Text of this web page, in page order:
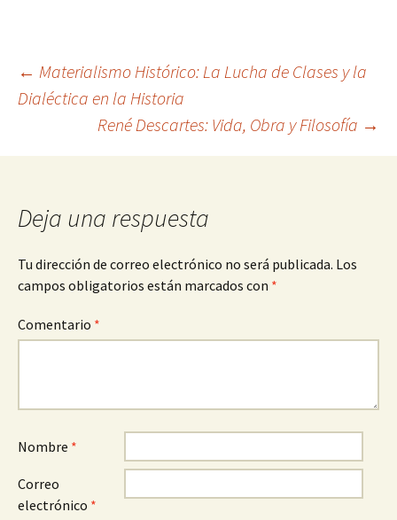
Navegación
← Materialismo Histórico: La Lucha de Clases y la
Dialéctica en la Historia
René Descartes: Vida, Obra y Filosofía →
Deja una respuesta
Tu dirección de correo electrónico no será publicada. Los
campos obligatorios están marcados con *
Comentario *
Nombre *
Correo
electrónico *